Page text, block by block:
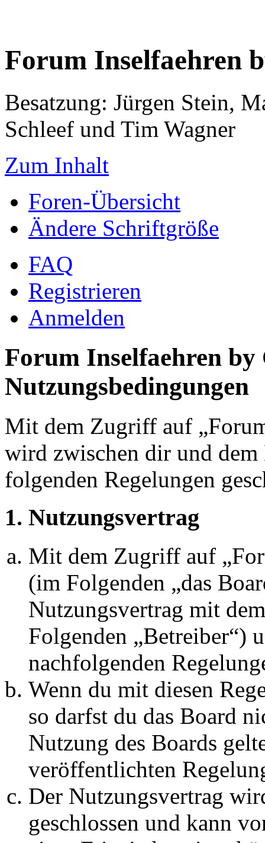
Forum Inselfaehren
Besatzung: Jürgen Stein,
Schleef und Tim Wagner
Zum Inhalt
Foren-Übersicht
Ändere Schriftgröße
FAQ
Registrieren
Anmelden
Forum Inselfaehren by
Nutzungsbedingungen
Mit dem Zugriff auf
wird zwischen dir und
folgenden Regelungen
1. Nutzungsvertrag
Mit dem Zugriff auf
(im Folgenden „das
Nutzungsvertrag mit
Folgenden „Betreiber“)
nachfolgenden
Wenn du mit diesen
so darfst du das Board
Nutzung des Boards
veröffentlichten
Der Nutzungsvertrag
geschlossen und kann